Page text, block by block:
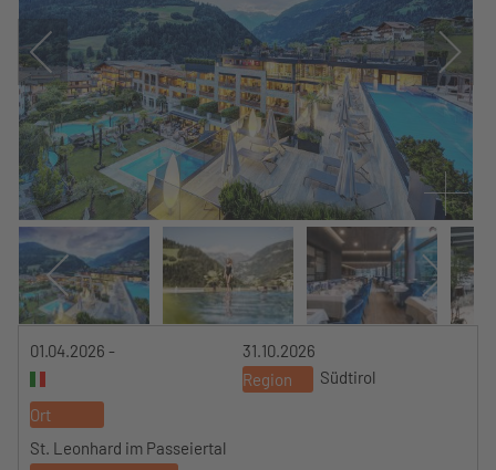
01.04.2026 -
31.10.2026
Region
Südtirol
Ort
St. Leonhard im Passeiertal